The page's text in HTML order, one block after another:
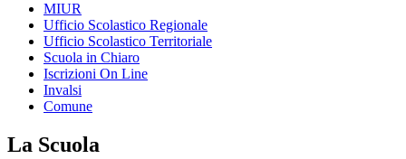
MIUR
Ufficio Scolastico Regionale
Ufficio Scolastico Territoriale
Scuola in Chiaro
Iscrizioni On Line
Invalsi
Comune
La Scuola